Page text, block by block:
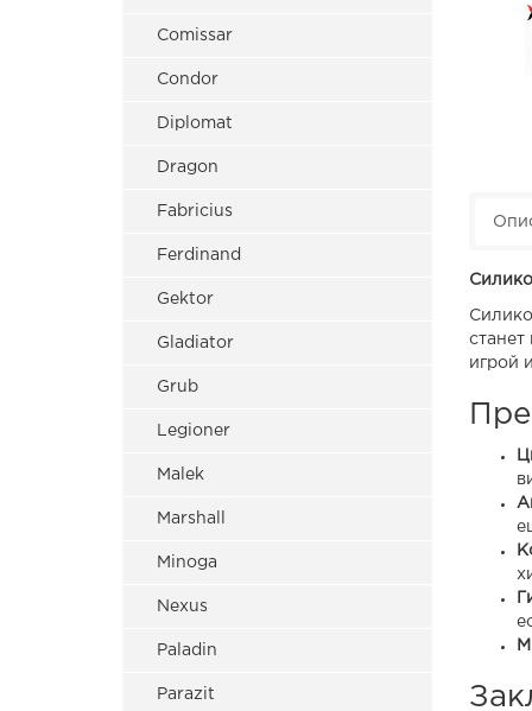
Comissar
Condor
Diplomat
Dragon
Fabricius
Ferdinand
Gektor
Gladiator
Grub
Legioner
Malek
Marshall
Minoga
Nexus
Paladin
Parazit
игрой